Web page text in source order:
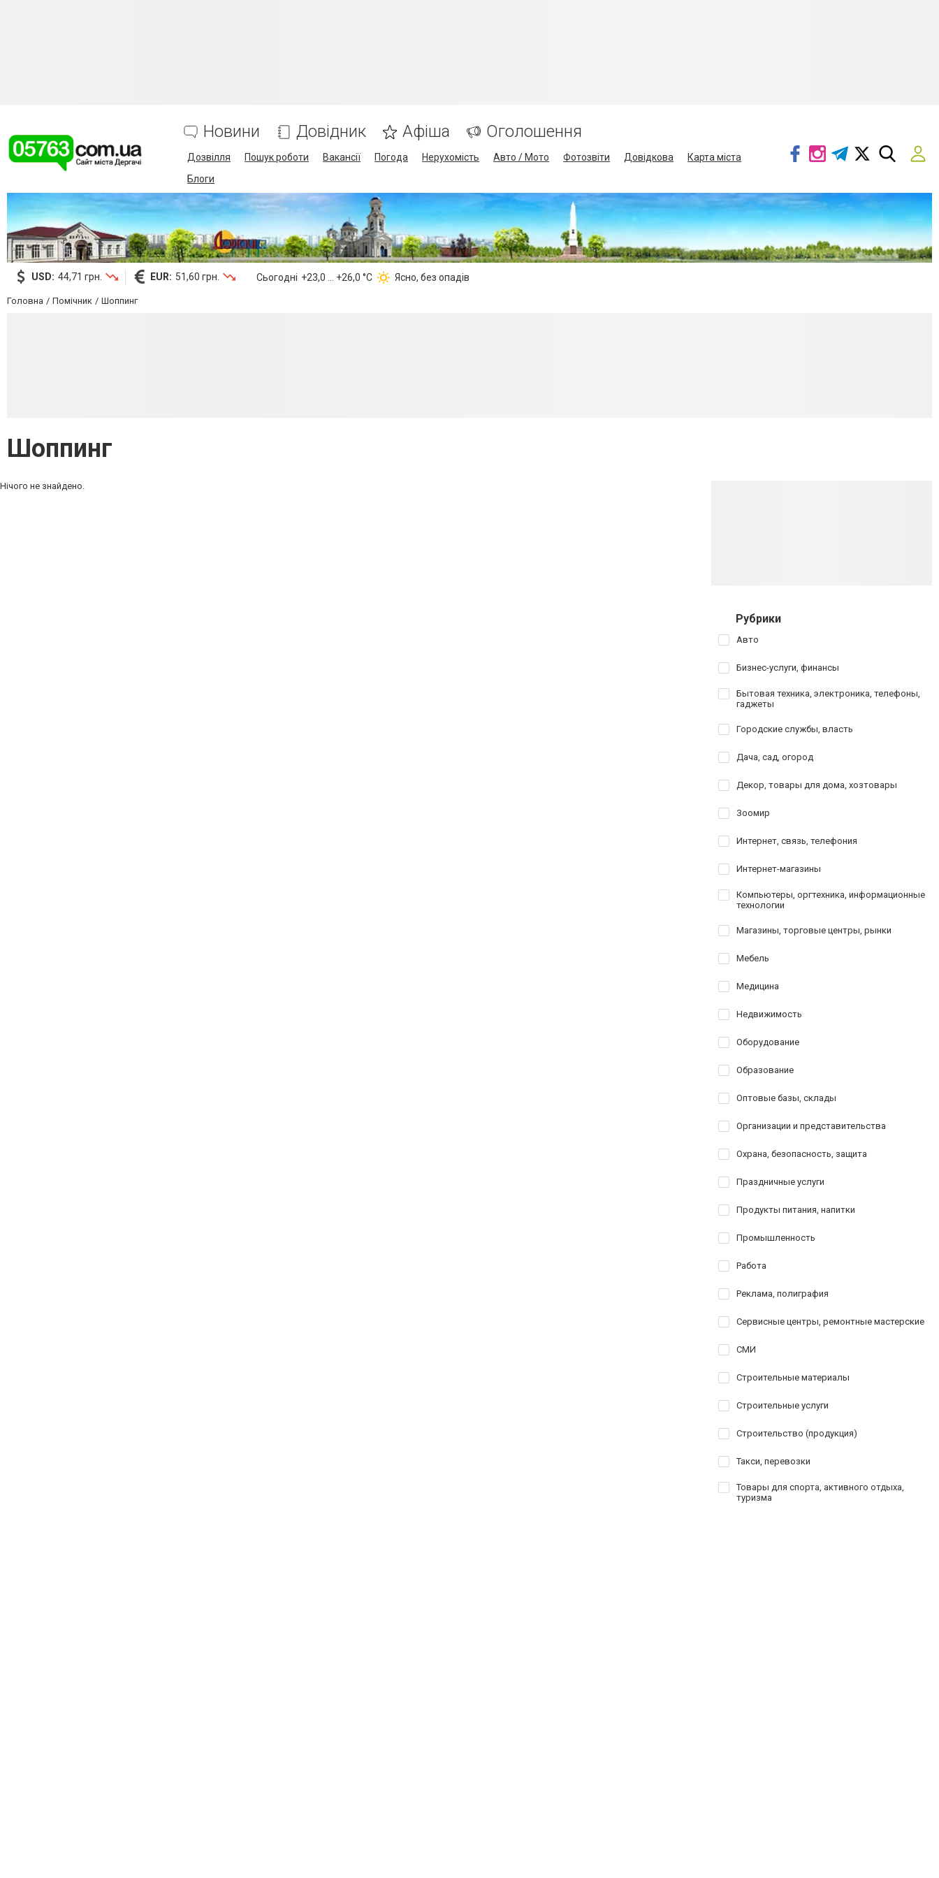
Новини Довідник Афіша Оголошення
Дозвілля Пошук роботи Вакансії Погода Нерухомість Авто / Мото Фотозвіти Довідкова
Карта міста
Блоги
USD: 44,71 грн. EUR: 51,60 грн. Сьогодні +23,0 ... +26,0 °С Ясно, без опадів
Головна Помічник Шоппинг
Шоппинг
Нічого не знайдено.
Рубрики
Авто
Бизнес-услуги, финансы
Бытовая техника, электроника, телефоны,
гаджеты
Городские службы, власть
Дача, сад, огород
Декор, товары для дома, хозтовары
Зоомир
Интернет, связь, телефония
Интернет-магазины
Компьютеры, оргтехника, информационные
технологии
Магазины, торговые центры, рынки
Мебель
Медицина
Недвижимость
Оборудование
Образование
Оптовые базы, склады
Организации и представительства
Охрана, безопасность, защита
Праздничные услуги
Продукты питания, напитки
Промышленность
Работа
Реклама, полиграфия
Сервисные центры, ремонтные мастерские
СМИ
Строительные материалы
Строительные услуги
Строительство (продукция)
Такси, перевозки
Товары для спорта, активного отдыха,
туризма